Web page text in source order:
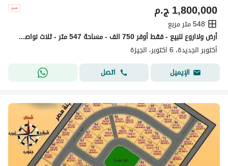
ج.م1,800,000
548 متر مربع
أرض ولااروع للبيع - فقط أوفر 750 الف - مساحة 547 متر - ثلاث نواصى على جاردن ومعها جاردن حق انتفاع وخطوات من رئيسي المطار - مسلسل 6 - بيت وطن
أكتوبر الجديدة، 6 اكتوبر، الجيزة
الإيميل
اتصل